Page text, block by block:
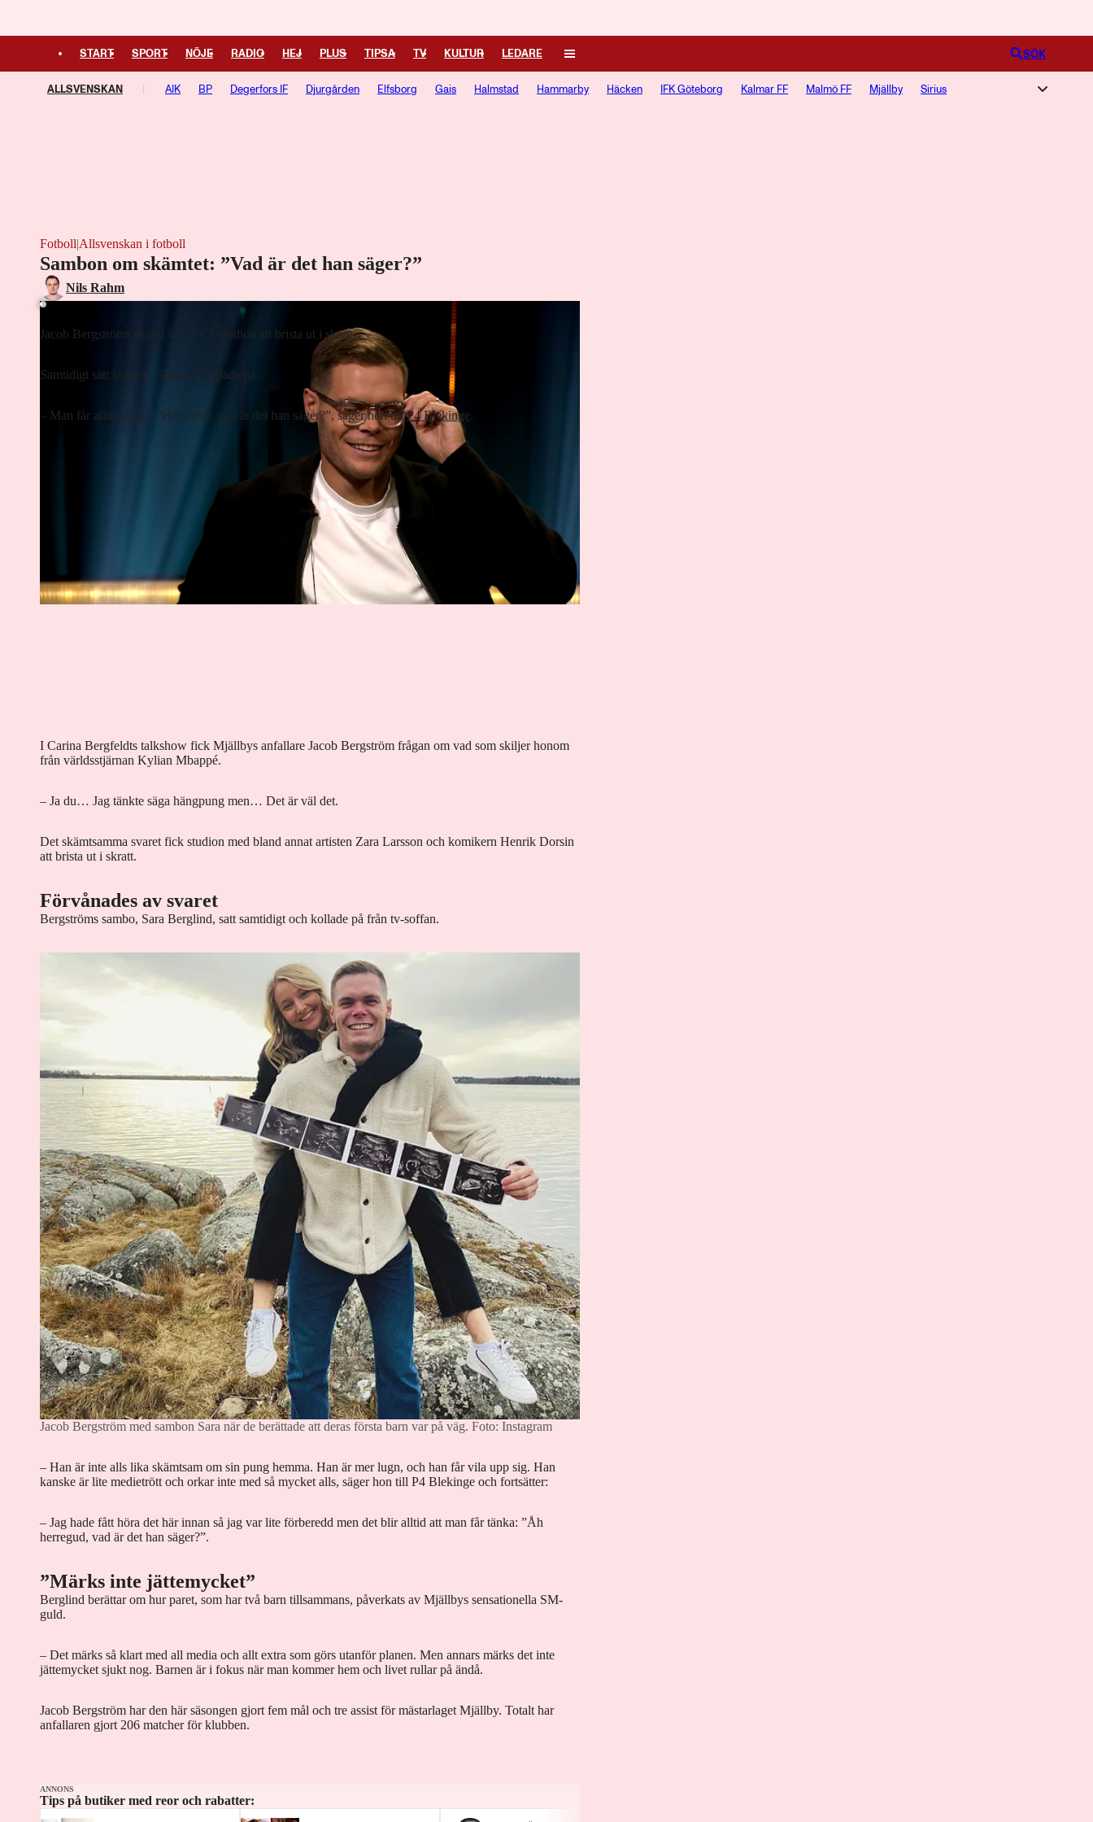
START SPORT NÖJE RADIO HEJ PLUS TIPSA TV KULTUR LEDARE SÖK
ALLSVENSKAN AIK BP Degerfors IF Djurgården Elfsborg Gais Halmstad Hammarby Häcken IFK Göteborg Kalmar FF Malmö FF Mjällby Sirius
Fotboll|Allsvenskan i fotboll
Sambon om skämtet: ”Vad är det han säger?”
Nils Rahm
Laddar ...
Jacob Bergströms skämt fick SVT-studion att brista ut i skratt.
Samtidigt satt sambon Sara och kollade på.
– Man får alltid tänka: ”Herregud, vad är det han säger?”, säger hon tillP4 Blekinge.
I Carina Bergfeldts talkshow fick Mjällbys anfallare Jacob Bergström frågan om vad som skiljer honom
från världsstjärnan Kylian Mbappé.
– Ja du… Jag tänkte säga hängpung men… Det är väl det.
Det skämtsamma svaret fick studion med bland annat artisten Zara Larsson och komikern Henrik Dorsin
att brista ut i skratt.
Förvånades av svaret
Bergströms sambo, Sara Berglind, satt samtidigt och kollade på från tv-soffan.
Jacob Bergström med sambon Sara när de berättade att deras första barn var på väg. Foto: Instagram
– Han är inte alls lika skämtsam om sin pung hemma. Han är mer lugn, och han får vila upp sig. Han
kanske är lite medietrött och orkar inte med så mycket alls, säger hon till P4 Blekinge och fortsätter:
– Jag hade fått höra det här innan så jag var lite förberedd men det blir alltid att man får tänka: ”Åh
herregud, vad är det han säger?”.
”Märks inte jättemycket”
Berglind berättar om hur paret, som har två barn tillsammans, påverkats av Mjällbys sensationella SM-
guld.
– Det märks så klart med all media och allt extra som görs utanför planen. Men annars märks det inte
jättemycket sjukt nog. Barnen är i fokus när man kommer hem och livet rullar på ändå.
Jacob Bergström har den här säsongen gjort fem mål och tre assist för mästarlaget Mjällby. Totalt har
anfallaren gjort 206 matcher för klubben.
ANNONS
Tips på butiker med reor och rabatter: